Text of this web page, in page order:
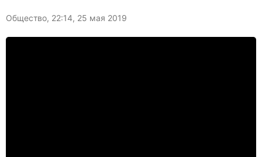
Общество, 22:14, 25 мая 2019